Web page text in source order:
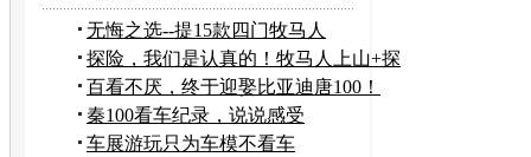
无悔之选--提15款四门牧马人
探险，我们是认真的！牧马人上山+探
险
百看不厌，终于迎娶比亚迪唐100！
秦100看车纪录，说说感受
车展游玩只为车模不看车